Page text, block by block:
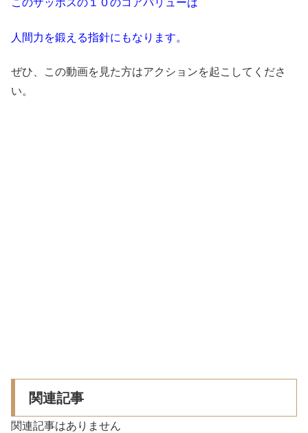
このザッポスの１０のコアバリューは
人間力を鍛える指針にもなります。
ぜひ、この動画を見た方はアクションを起こしてくださ
い。
関連記事
関連記事はありません